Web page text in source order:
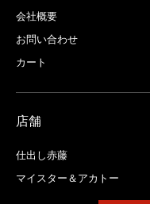
会社概要
お問い合わせ
カート
店舗
仕出し赤藤
マイスター＆アカトー